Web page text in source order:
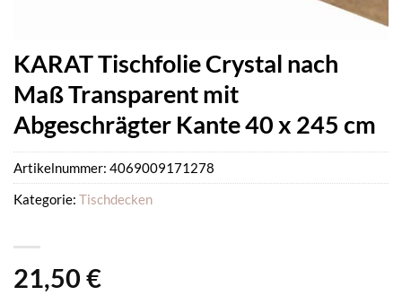
KARAT Tischfolie Crystal nach
Maß Transparent mit
Abgeschrägter Kante 40 x 245 cm
21,50 €
Artikelnummer: 4069009171278
Kategorie: Tischdecken